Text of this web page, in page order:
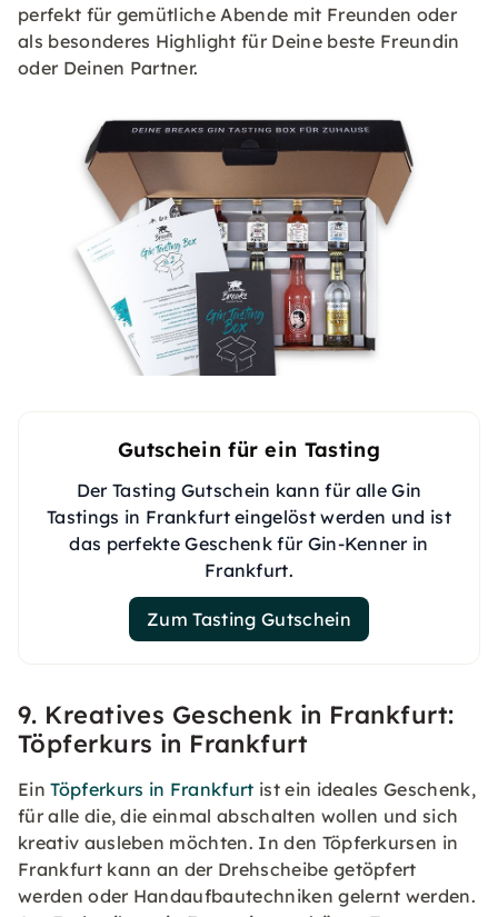
perfekt für gemütliche Abende mit Freunden oder
als besonderes Highlight für Deine beste Freundin
oder Deinen Partner.
Gutschein für ein Tasting
Der Tasting Gutschein kann für alle Gin
Tastings in Frankfurt eingelöst werden und ist
das perfekte Geschenk für Gin-Kenner in
Frankfurt.
Zum Tasting Gutschein
9. Kreatives Geschenk in Frankfurt:
Töpferkurs in Frankfurt
EinTöpferkurs in Frankfurt ist ein ideales Geschenk,
für alle die, die einmal abschalten wollen und sich
kreativ ausleben möchten. In den Töpferkursen in
Frankfurt kann an der Drehscheibe getöpfert
werden oder Handaufbautechniken gelernt werden.